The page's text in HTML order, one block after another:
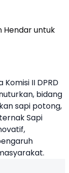
II DPRD
bidang
sapi potong,
Sapi